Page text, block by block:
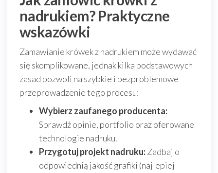
nadrukiem? Praktyczne
wskazówki
Zamawianie krówek z nadrukiem może wydawać
się skomplikowane, jednak kilka podstawowych
zasad pozwoli na szybkie i bezproblemowe
przeprowadzenie tego procesu:
Wybierz zaufanego producenta:
Sprawdź opinie, portfolio oraz oferowane
technologie nadruku.
Przygotuj projekt nadruku:Zadbaj o
odpowiednią jakość grafiki (najlepiej